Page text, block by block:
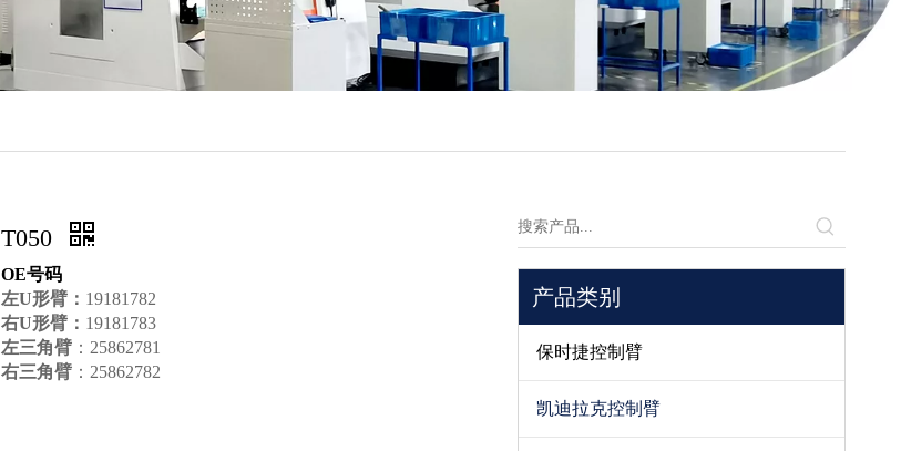
T050
OE号码
左U形臂： 19181782
右U形臂： 19181783
左三角臂 ：25862781
右三角臂 ：25862782
产品类别
保时捷控制臂
凯迪拉克控制臂